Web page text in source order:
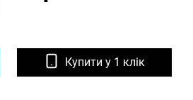
Купити у 1 клік